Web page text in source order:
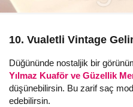
10. Vualetli Vintage
Düğününde nostaljik bir
Yılmaz Kuaför ve Güzellik
düşünebilirsin. Bu zarif saç
edebilirsin.